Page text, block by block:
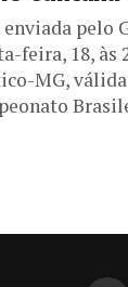
pelo
feira, 18, às
MG, válida